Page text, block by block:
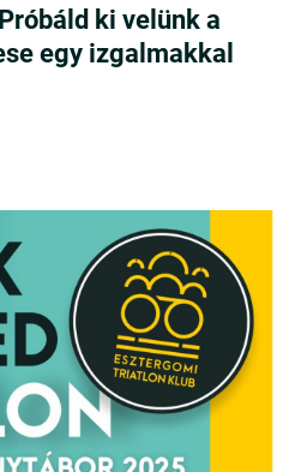
ki velünk a
egy izgalmakkal